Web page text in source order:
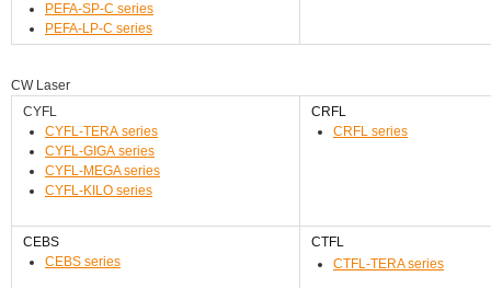
PEFA-SP-C series
PEFA-LP-C series
CW Laser
CYFL
CYFL-TERA series
CYFL-GIGA series
CYFL-MEGA series
CYFL-KILO series
CRFL
CRFL series
CEBS
CEBS series
CTFL
CTFL-TERA series